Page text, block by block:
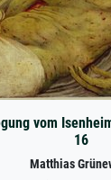
vom
16
Matthias